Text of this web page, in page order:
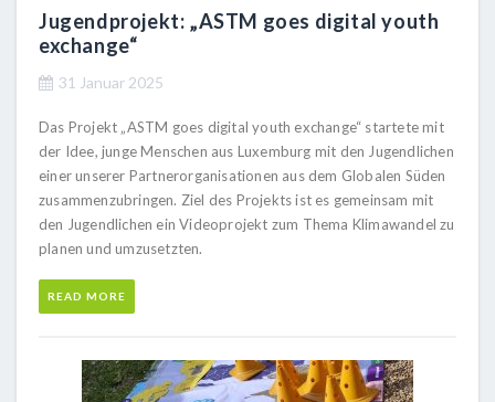
Jugendprojekt: „ASTM goes digital youth
exchange“
31 Januar 2025
Das Projekt „ASTM goes digital youth exchange“ startete mit
der Idee, junge Menschen aus Luxemburg mit den Jugendlichen
einer unserer Partnerorganisationen aus dem Globalen Süden
zusammenzubringen. Ziel des Projekts ist es gemeinsam mit
den Jugendlichen ein Videoprojekt zum Thema Klimawandel zu
planen und umzusetzten.
READ MORE